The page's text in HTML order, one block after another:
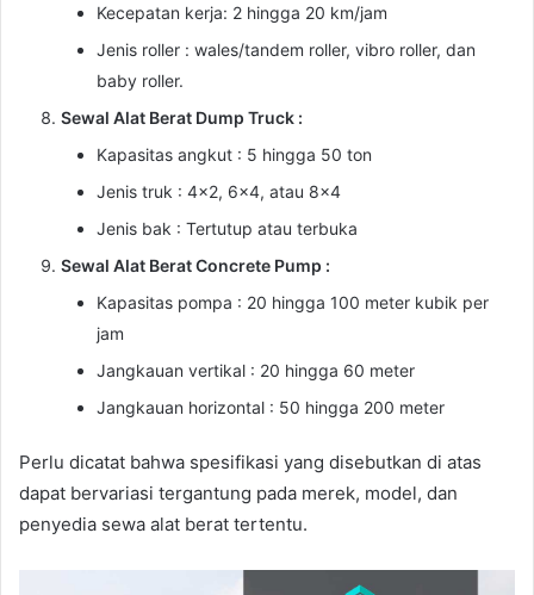
Kecepatan kerja: 2 hingga 20 km/jam
Jenis roller : wales/tandem roller, vibro roller, dan
baby roller.
Sewal Alat Berat Dump Truck :
Kapasitas angkut : 5 hingga 50 ton
Jenis truk : 4×2, 6×4, atau 8×4
Jenis bak : Tertutup atau terbuka
Sewal Alat Berat Concrete Pump :
Kapasitas pompa : 20 hingga 100 meter kubik per
jam
Jangkauan vertikal : 20 hingga 60 meter
Jangkauan horizontal : 50 hingga 200 meter
Perlu dicatat bahwa spesifikasi yang disebutkan di atas
dapat bervariasi tergantung pada merek, model, dan
penyedia sewa alat berat tertentu.